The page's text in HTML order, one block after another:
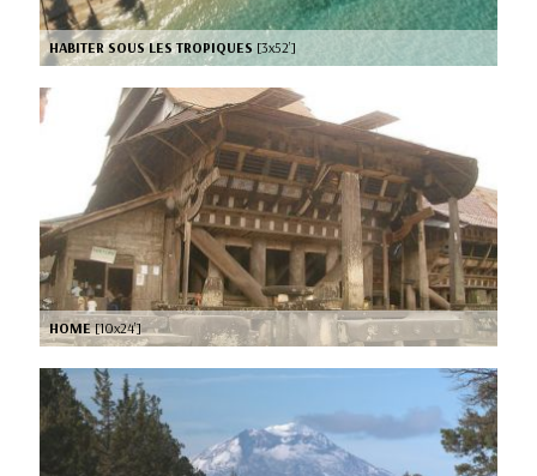
HABITER SOUS LES TROPIQUES [3x52’]
HOME[10x24’]